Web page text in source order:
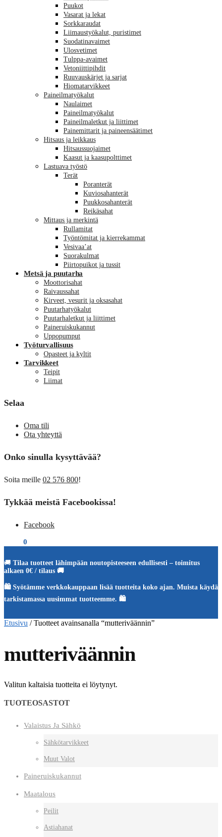
Puukot
Vasarat ja lekat
Sorkkaraudat
Liimaustyökalut, puristimet
Suodatinavaimet
Ulosvetimet
Tulppa-avaimet
Vetoniittipihdit
Ruuvauskärjet ja sarjat
Hiomatarvikkeet
Paineilmatyökalut
Naulaimet
Paineilmatyökalut
Paineilmaletkut ja liittimet
Painemittarit ja paineensäätimet
Hitsaus ja leikkaus
Hitsaussuojaimet
Kaasut ja kaasupolttimet
Lastuava työstö
Terät
Poranterät
Kuviosahanterät
Puukkosahanterät
Reikäsahat
Mittaus ja merkintä
Rullamitat
Työntömitat ja kierrekammat
Vesivaa’at
Suorakulmat
Piirtopuikot ja tussit
Metsä ja puutarha
Moottorisahat
Raivaussahat
Kirveet, vesurit ja oksasahat
Puutarhatyökalut
Puutarhaletkut ja liittimet
Paineruiskukannut
Uppopumput
Työturvallisuus
Opasteet ja kyltit
Tarvikkeet
Teipit
Liimat
Selaa
Oma tili
Ota yhteyttä
Onko sinulla kysyttävää?
Soita meille 02 576 800!
Tykkää meistä Facebookissa!
Facebook
0
🚚 Tilaa tuotteet lähimpään noutopisteeseen edullisesti – toimitus
alkaen 0€ / tilaus 🚚
🛍️ Syötämme verkkokauppaan lisää tuotteita koko ajan. Muista käydä
tarkistamassa uusimmat tuotteemme. 🛍️
Etusivu /Tuotteet avainsanalla “mutteriväännin”
mutteriväännin
Valitun kaltaisia tuotteita ei löytynyt.
TUOTEOSASTOT
Valaistus Ja Sähkö
Sähkötarvikkeet
Muut Valot
Paineruiskukannut
Maatalous
Peilit
Astiahanat